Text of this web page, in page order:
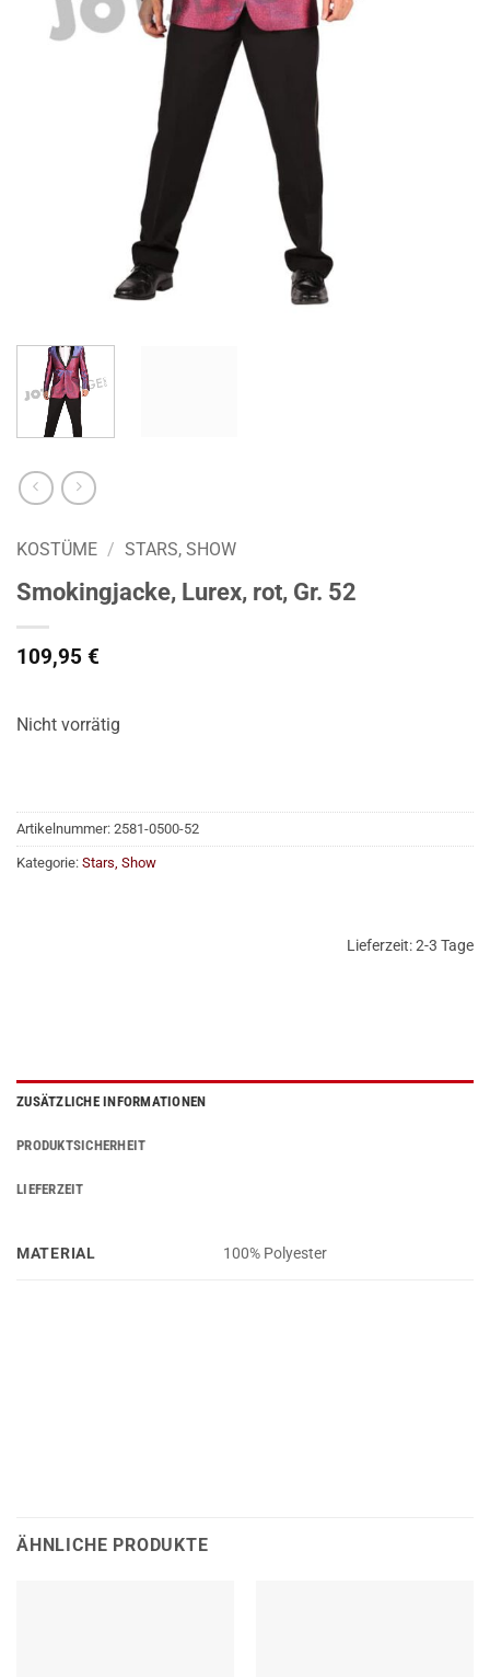
KOSTÜME / STARS, SHOW
Smokingjacke, Lurex, rot, Gr. 52
109,95 €
Nicht vorrätig
Artikelnummer: 2581-0500-52
Kategorie: Stars, Show
Lieferzeit:2-3 Tage
ZUSÄTZLICHE INFORMATIONEN
PRODUKTSICHERHEIT
LIEFERZEIT
MATERIAL 100% Polyester
ÄHNLICHE PRODUKTE